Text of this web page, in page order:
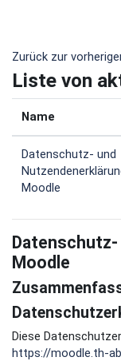
Zurück zur
Liste von
Name
Datenschutz- und
Moodle
Datenschutz-
Moodle
Diese
https://moodle.th-